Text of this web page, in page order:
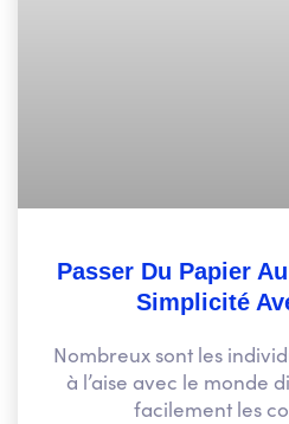
Passer Du Papier
Simplicité
Nombreux sont les
à l’aise avec le monde
facilement les